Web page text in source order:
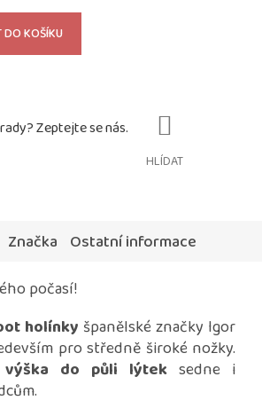
DO KOŠÍKU
HLÍDAT
Značka Ostatní informace
počasí!
holínky španělské značky Igor
pro středně široké nožky.
výška do půli lýtek sedne i